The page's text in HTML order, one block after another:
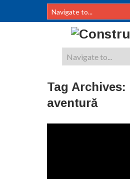
Tag Archives:
aventură